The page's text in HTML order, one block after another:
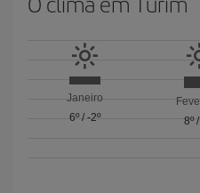
Janeiro
6º/ -2º
8º/